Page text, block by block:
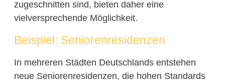
zugeschnitten sind, bieten daher eine
vielversprechende Möglichkeit.
Beispiel: Seniorenresidenzen
In mehreren Städten Deutschlands entstehen
neue Seniorenresidenzen, die hohen Standards